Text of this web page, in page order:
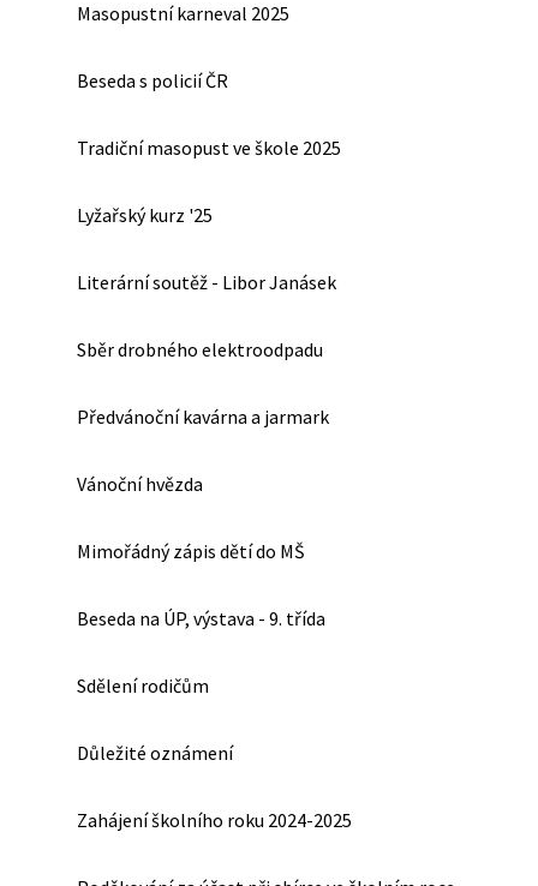
Masopustní karneval 2025
Beseda s policií ČR
Tradiční masopust ve škole 2025
Lyžařský kurz '25
Literární soutěž - Libor Janásek
Sběr drobného elektroodpadu
Předvánoční kavárna a jarmark
Vánoční hvězda
Mimořádný zápis dětí do MŠ
Beseda na ÚP, výstava - 9. třída
Sdělení rodičům
Důležité oznámení
Zahájení školního roku 2024-2025